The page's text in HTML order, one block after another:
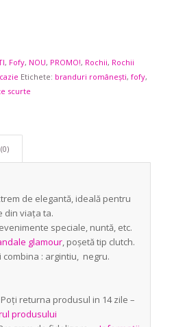
, Fofy, NOU, PROMO!, Rochii, Rochii
Etichete: branduri românești, fofy,
scurte
de elegantă, ideală pentru
din viața ta.
speciale, nuntă, etc.
glamour, poșetă tip clutch.
combina : argintiu, negru.
returna produsul in 14 zile –
produsului